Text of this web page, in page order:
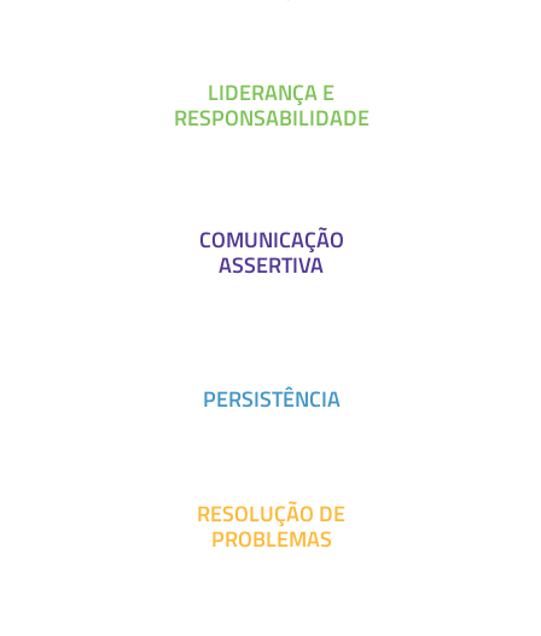
LIDERANÇA E
RESPONSABILIDADE
COMUNICAÇÃO
ASSERTIVA
PERSISTÊNCIA
RESOLUÇÃO DE
PROBLEMAS